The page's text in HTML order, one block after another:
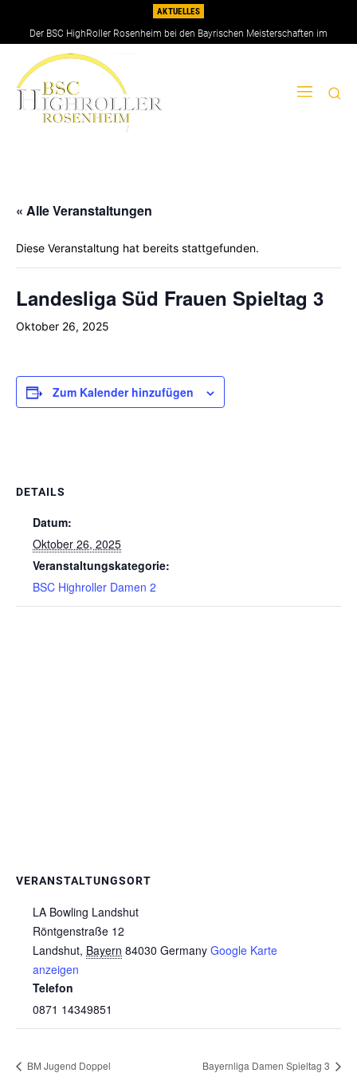
AKTUELLES
Der BSC HighRoller Rosenheim bei den Bayrischen Meisterschaften im
Doppel 2026
« Alle Veranstaltungen
Diese Veranstaltung hat bereits stattgefunden.
Landesliga Süd Frauen Spieltag 3
Oktober 26, 2025
Zum Kalender hinzufügen
DETAILS
Datum:
Oktober 26, 2025
Veranstaltungskategorie:
BSC Highroller Damen 2
VERANSTALTUNGSORT
LA Bowling Landshut
Röntgenstraße 12
Landshut, Bayern 84030 Germany Google Karte
anzeigen
Telefon
0871 14349851
BM Jugend Doppel Bayernliga Damen Spieltag 3